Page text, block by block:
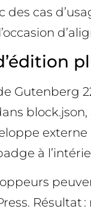
cas
l’occasion
Gutenberg
à